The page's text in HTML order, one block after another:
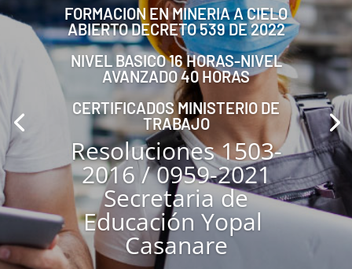
FORMACION EN MINERIA A CIELO
ABIERTO DECRETO 539 DE 2022
NIVEL BASICO 16 HORAS-NIVEL
AVANZADO 40 HORAS
CERTIFICADOS MINISTERIO DE
TRABAJO
Resoluciones 1503-
2016 / 0959-2021
Secretaria de
Educación Yopal
Casanare